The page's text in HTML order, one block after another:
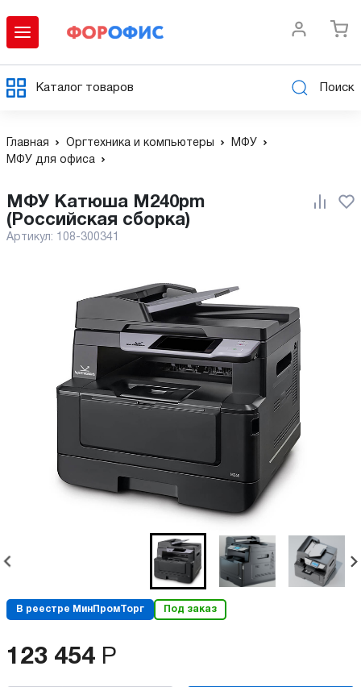
Каталог товаров Поиск
Главная Оргтехника и компьютеры
МФУ
МФУ для офиса
МФУ Катюша M240pm
(Российская сборка)
Артикул: 108-300341
В реестре МинПромТорг Под заказ
123 454 Р